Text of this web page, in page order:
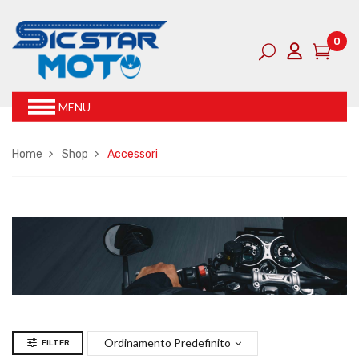
0
MENU
Home Shop Accessori
FILTER Ordinamento Predefinito